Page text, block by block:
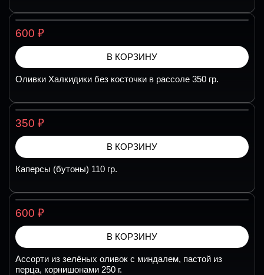
600 ₽
В КОРЗИНУ
Оливки Халкидики без косточки в рассоле 350 гр.
350 ₽
В КОРЗИНУ
Каперсы (бутоны) 110 гр.
600 ₽
В КОРЗИНУ
Ассорти из зелёных оливок с миндалем, пастой из
перца, корнишонами 250 г.